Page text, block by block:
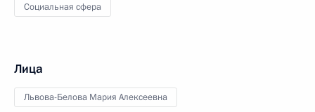
Социальная сфера
Лица
Львова-Белова Мария Алексеевна